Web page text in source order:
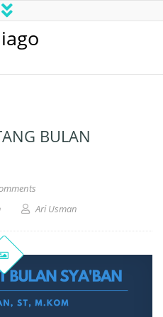
BULAN
Ari Usman